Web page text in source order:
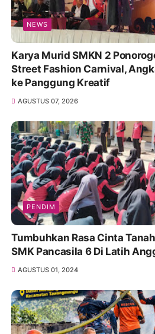
NEWS
Karya Murid SMKN 2
Street Fashion Carnival,
ke Panggung Kreatif
AGUSTUS 07, 2026
PENDIM
Tumbuhkan Rasa Cinta
SMK Pancasila 6 Di Latih
AGUSTUS 01, 2024